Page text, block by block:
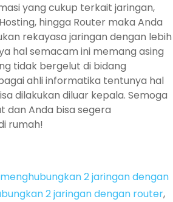
yang cukup terkait jaringan,
hingga Router maka Anda
rekayasa jaringan dengan lebih
hal semacam ini memang asing
tidak bergelut di bidang
ahli informatika tentunya hal
dilakukan diluar kepala. Semoga
dan Anda bisa segera
rumah!
2 jaringan dengan
2 jaringan dengan router,